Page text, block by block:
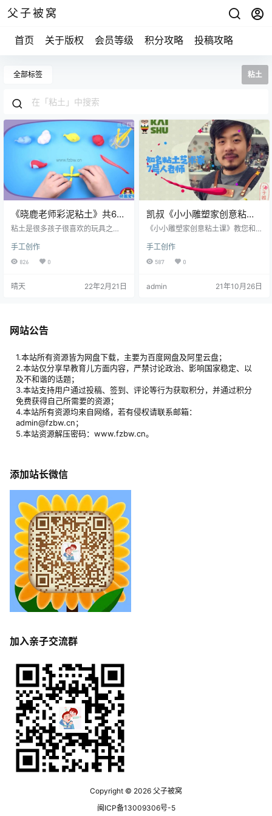
父子被窝
首页 关于版权 会员等级 积分攻略 投稿攻略
全部标签 粘土
《晓鹿老师彩泥粘土》共66
节 视频课
粘土是很多孩子很喜欢的玩具之
指灵活度，还可以让孩子的思维更
加活跃，培养空间思维力，提升专
很多的~~ 今天分享给大家的是一套
是有时间了父母也不是全能，什么
都会，所以今天分享这个教程，宝
土 文件…
手工创作
826 0
晴天 22年2月21日
凯叔《小小雕塑家创意粘土
课》教学视频 共12课时
《小小雕塑家创意粘土课》教您和
灵感，提升创意能力和耐心程度，
并拥有一双巧手。这套课，能帮小
明白原来粘土还能这么玩儿！等父
松学…
手工创作
587 0
admin 21年10月26日
网站公告
1.本站所有资源皆为网盘下载，主要为百度网盘及阿里云盘；
2.本站仅分享早教育儿方面内容，严禁讨论政治、影响国家稳定、以
及不和谐的话题；
3.本站支持用户通过投稿、签到、评论等行为获取积分，并通过积分
免费获得自己所需要的资源；
4.本站所有资源均来自网络，若有侵权请联系邮箱：
admin@fzbw.cn；
5.本站资源解压密码：www.fzbw.cn。
添加站长微信
加入亲子交流群
Copyright © 2026 父子被窝
闽ICP备13009306号-5